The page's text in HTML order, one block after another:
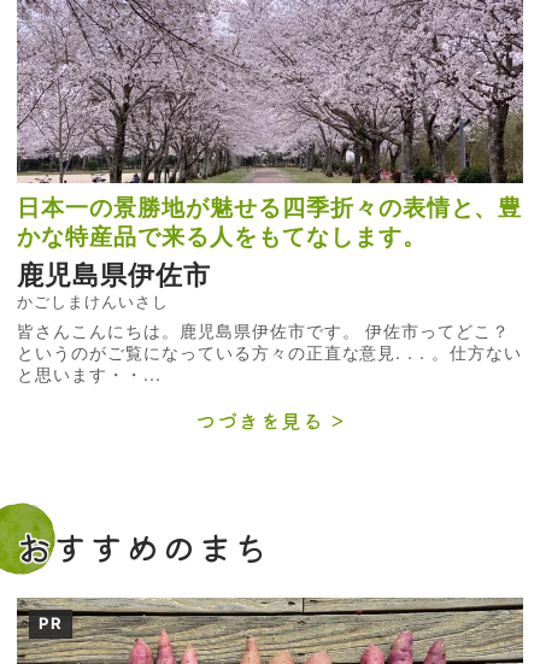
日本一の景勝地が魅せる四季折々の表情と、豊
かな特産品で来る人をもてなします。
鹿児島県伊佐市
かごしまけんいさし
皆さんこんにちは。鹿児島県伊佐市です。 伊佐市ってどこ？
というのがご覧になっている方々の正直な意見. . . 。仕方ない
と思います・・...
つづきを見る
おすすめのまち
PR